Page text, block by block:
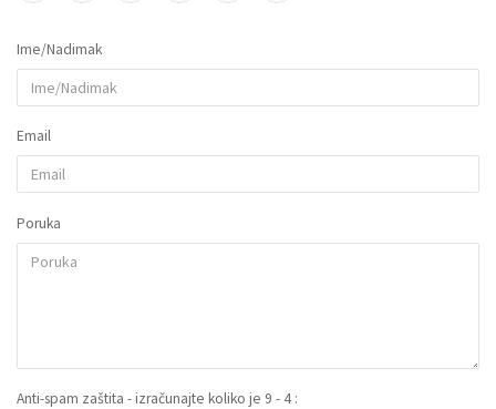
Ime/Nadimak
Email
Poruka
Anti-spam zaštita - izračunajte koliko je 9 - 4 :